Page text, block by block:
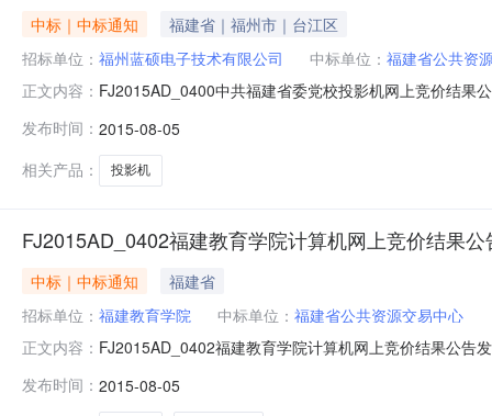
中标｜中标通知
福建省｜福州市｜台江区
招标单位： 福州蓝硕电子技术有限公司 中标单位： 福建省公共资
正文内容： FJ2015AD_0400中共福建省委党校投影机网上竞价结果
共资源交易中心组织的编号为FJ2015AD_0400的网上竞
发布时间： 2015-08-05
相关产品：
投影机
FJ2015AD_0402福建教育学院计算机网上竞价结果公
中标｜中标通知
福建省
招标单位： 福建教育学院 中标单位： 福建省公共资源交易中心
正文内容： FJ2015AD_0402福建教育学院计算机网上竞价结果公告
件;FJ2015AD_0402福建教育学院计算机网上竞价结果
发布时间： 2015-08-05